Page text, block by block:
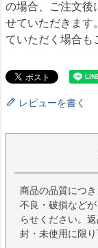
の場合、ご注文後
せていただきます
ていただく場合も
レビューを書く
商品の品質につ
不良・破損など
らせください。
封・未使用に限り